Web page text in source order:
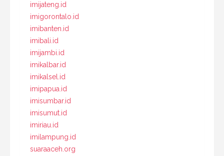
imijateng.id
imigorontalo.id
imibanten.id
imibali.id
imijambi.id
imikalbar.id
imikalsel.id
imipapua.id
imisumbar.id
imisumut.id
imiriau.id
imilampung.id
suaraaceh.org